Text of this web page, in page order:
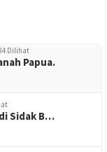
Dilihat
Papua.
Sidak B…